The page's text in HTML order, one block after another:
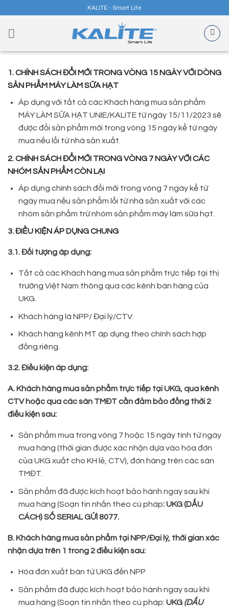
content
KALITE - Smart Life
1. CHÍNH SÁCH ĐỔI MỚI TRONG VÒNG 15 NGÀY VỚI DÒNG
SẢN PHẨM MÁY LÀM SỮA HẠT
Áp dụng với tất cả các Khách hàng mua sản phẩm
MÁY LÀM SỮA HẠT UNIE/KALITE từ ngày 15/11/2023 sẽ
được đổi sản phẩm mới trong vòng 15 ngày kể từ ngày
mua nếu lỗi từ nhà sản xuất.
2. CHÍNH SÁCH ĐỔI MỚI TRONG VÒNG 7 NGÀY VỚI CÁC
NHÓM SẢN PHẨM CÒN LẠI
Áp dụng chính sách đổi mới trong vòng 7 ngày kể từ
ngày mua nếu sản phẩm lỗi từ nhà sản xuất với các
nhóm sản phẩm trừ nhóm sản phẩm máy làm sữa hạt.
3. ĐIỀU KIỆN ÁP DỤNG CHUNG
3.1. Đối tượng áp dụng:
Tất cả các Khách hàng mua sản phẩm trực tiếp tại thị
trường Việt Nam thông qua các kênh bán hàng của
UKG.
Khách hàng là NPP/ Đại lý/CTV.
Khách hàng kênh MT áp dụng theo chính sách hợp
đồng riêng.
3.2. Điều kiện áp dụng:
A. Khách hàng mua sản phẩm trực tiếp tại UKG, qua kênh
CTV hoặc qua các sàn TMĐT cần đảm bảo đồng thời 2
điều kiện sau:
Sản phẩm mua trong vòng 7 hoặc 15 ngày tính từ ngày
mua hàng (thời gian được xác nhận dựa vào hóa đơn
của UKG xuất cho KH lẻ, CTV), đơn hàng trên các sàn
TMĐT.
Sản phẩm đã được kích hoạt bảo hành ngay sau khi
mua hàng (Soạn tin nhắn theo cú pháp: UKG (DẤU
CÁCH) SỐ SERIAL GỬI 8077.
B. Khách hàng mua sản phẩm tại NPP/Đại lý, thời gian xác
nhận dựa trên 1 trong 2 điều kiện sau:
Hóa đơn xuất bán từ UKG đến NPP
Sản phẩm đã được kích hoạt bảo hành ngay sau khi
mua hàng (Soạn tin nhắn theo cú pháp: UKG (DẤU